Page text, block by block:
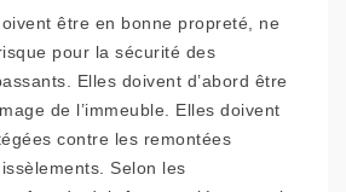
être en bonne propreté, ne
pour la sécurité des
Elles doivent d’abord être
de l’immeuble. Elles doivent
contre les remontées
Selon les